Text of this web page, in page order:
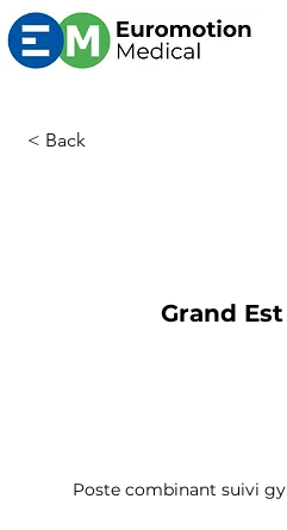
< Back
Grand
Poste combinant suivi